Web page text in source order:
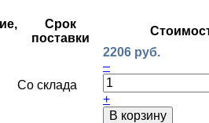
Срок
поставки
Со склада
2206 руб.
–
+
В корзину